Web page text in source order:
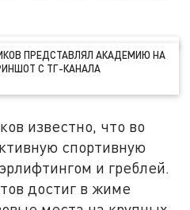
ПРЕДСТАВЛЯЛ АКАДЕМИЮ НА
С ТГ-КАНАЛА
известно, что во
спортивную
и греблей.
достиг в жиме